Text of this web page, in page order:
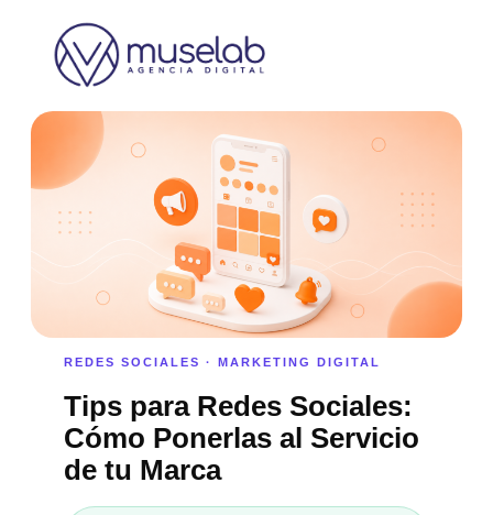
REDES SOCIALES · MARKETING DIGITAL
Tips para Redes Sociales:
Cómo Ponerlas al Servicio
de tu Marca